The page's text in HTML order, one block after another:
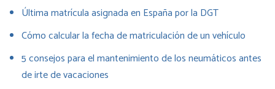
Última matrícula asignada en España por la DGT
Cómo calcular la fecha de matriculación de un vehículo
5 consejos para el mantenimiento de los neumáticos antes
de irte de vacaciones